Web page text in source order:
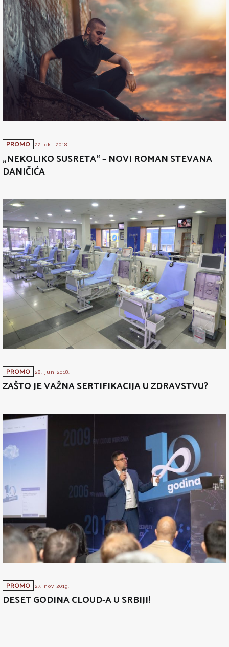
PROMO 22. okt 2018.
„NEKOLIKO SUSRETA“ – NOVI ROMAN STEVANA
DANIČIĆA
PROMO 28. jun 2018.
ZAŠTO JE VAŽNA SERTIFIKACIJA U ZDRAVSTVU?
PROMO 27. nov 2019.
DESET GODINA CLOUD-A U SRBIJI!